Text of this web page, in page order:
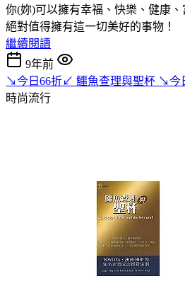
你(妳)可以擁有幸福、快樂、健康
絕對值得擁有這一切美好的事物！
繼續閱讀
9年前
↘今日66折↙ 鱷魚查理與聖杯 ↘今
時尚流行